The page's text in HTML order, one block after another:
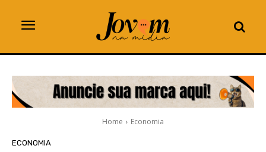
Home Economia
ECONOMIA